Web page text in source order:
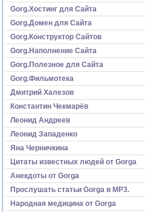
Gorg.Хостинг для Сайта
Gorg.Домен для Сайта
Gorg.Конструктор Сайтов
Gorg.Наполнение Сайта
Gorg.Полезное для Сайта
Gorg.Фильмотека
Дмитрий Халезов
Константин Чекмарёв
Леонид Андреев
Леонид Западенко
Яна Черничкина
Цитаты известных людей от Gorga
Анекдоты от Gorga
Прослушать статьи Gorga в МР3.
Народная медицина от Gorga